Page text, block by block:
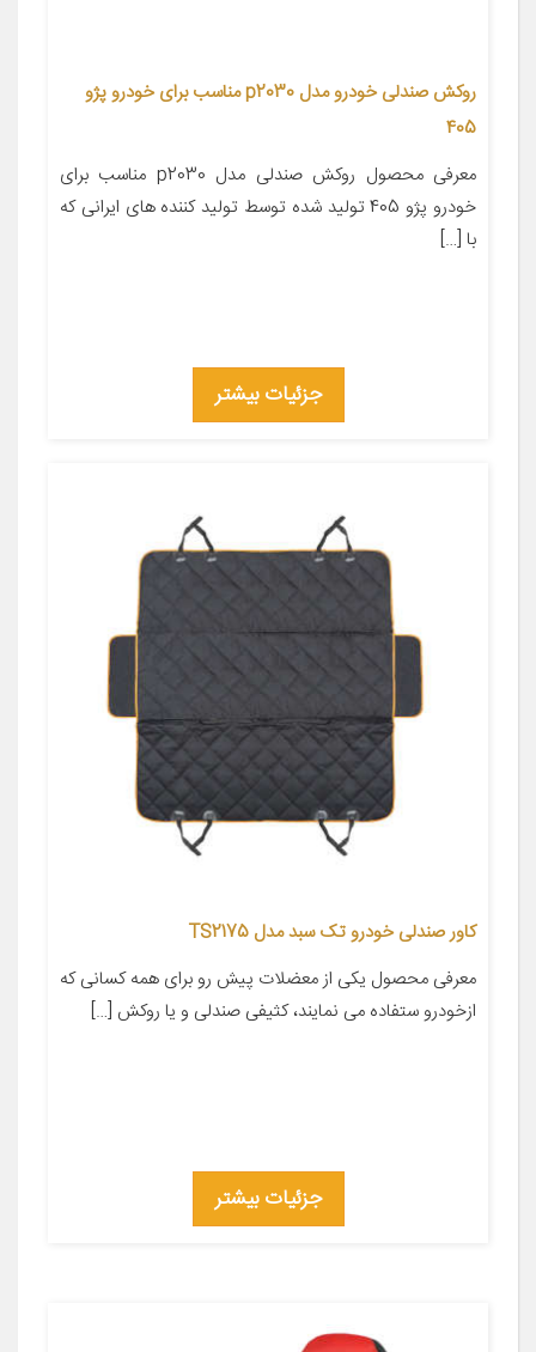
روکش صندلی خودرو مدل p2030 مناسب برای خودرو پژو
405
معرفی محصول روکش صندلی مدل p2030 مناسب برای
خودرو پژو 405 تولید شده توسط تولید کننده های ایرانی که
با […]
جزئیات بیشتر
کاور صندلی خودرو تک سبد مدل TS2175
معرفی محصول یکی از معضلات پیش رو برای همه کسانی که
ازخودرو ستفاده می نمایند، کثیفی صندلی و یا روکش […]
جزئیات بیشتر